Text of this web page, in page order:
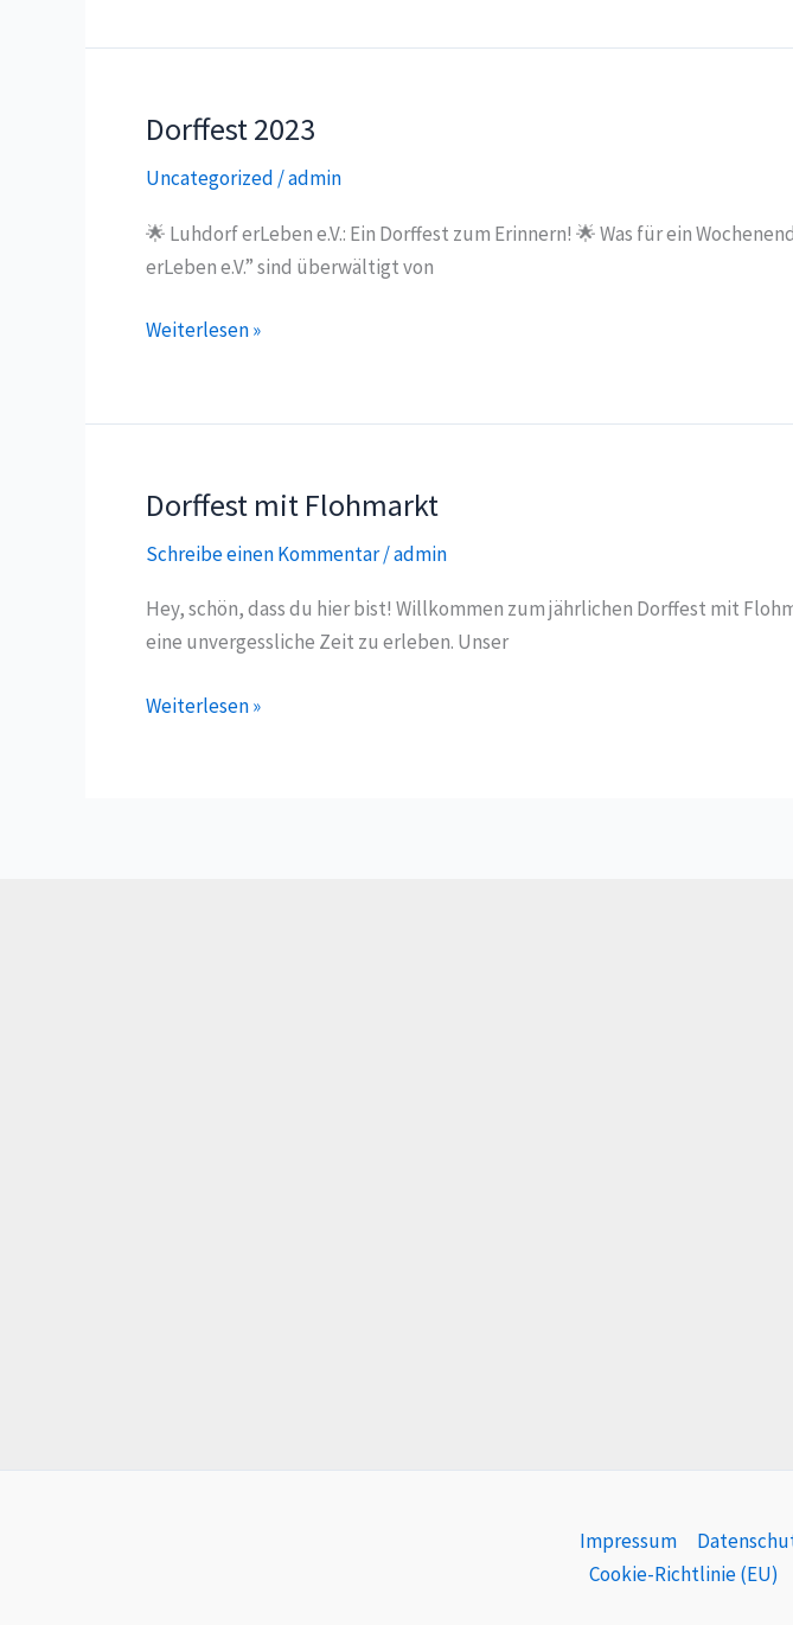
Dorffest 2023
Uncategorized/admin
🌟 Luhdorf erLeben e.V.: Ein Dorffest zum Erinnern! 🌟 Was für ein
erLeben e.V.” sind überwältigt von
Dorffest
Weiterlesen »
Dorffest mit Flohmarkt
Schreibe einen Kommentar/admin
Hey, schön, dass du hier bist! Willkommen zum jährlichen Dorffest mit
eine unvergessliche Zeit zu erleben. Unser
Dorffest
Weiterlesen »
Impressum
Cookie-Richtlinie (EU)